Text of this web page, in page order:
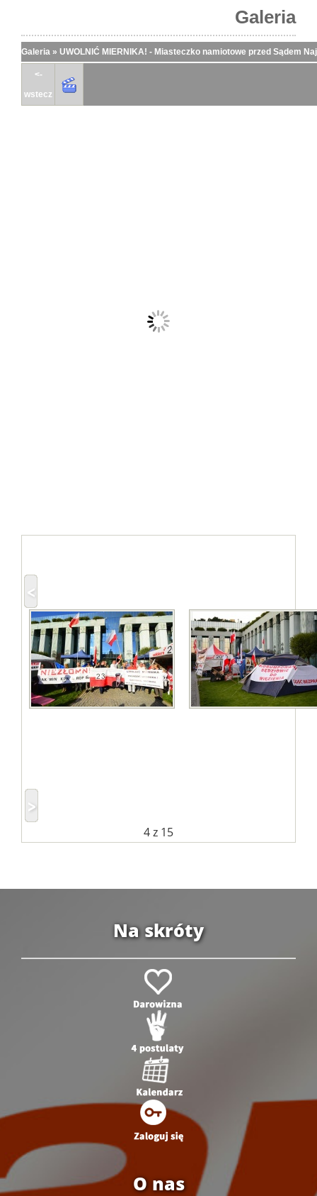
Galeria
Galeria » UWOLNIĆ MIERNIKA! - Miasteczko namiotowe przed Sądem
<-
wstecz
4z 15
Na skróty
O nas